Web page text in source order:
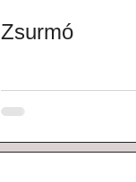
Zsurmó